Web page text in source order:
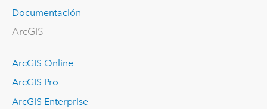
Documentación
ArcGIS
ArcGIS Online
ArcGIS Pro
ArcGIS Enterprise